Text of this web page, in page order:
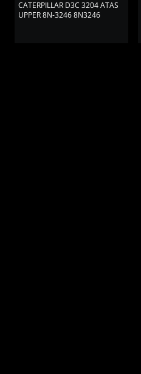
CATERPILLAR D3C 3204 ATAS
UPPER 8N-3246 8N3246